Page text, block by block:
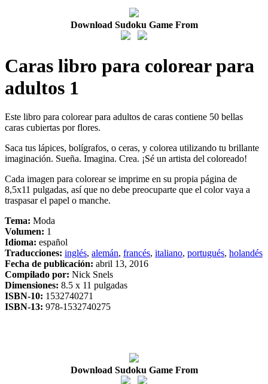
Download Sudoku Game From
Caras libro para colorear para
adultos 1
Este libro para colorear para adultos de caras contiene 50 bellas
caras cubiertas por flores.
Saca tus lápices, bolígrafos, o ceras, y colorea utilizando tu brillante
imaginación. Sueña. Imagina. Crea. ¡Sé un artista del coloreado!
Cada imagen para colorear se imprime en su propia página de
8,5x11 pulgadas, así que no debe preocuparte que el color vaya a
traspasar el papel o manche.
Tema: Moda
Volumen: 1
Idioma: español
Traducciones: inglés, alemán, francés, italiano, portugués, holandés
Fecha de publicación: abril 13, 2016
Compilado por: Nick Snels
Dimensiones: 8.5 x 11 pulgadas
ISBN-10: 1532740271
ISBN-13: 978-1532740275
Download Sudoku Game From